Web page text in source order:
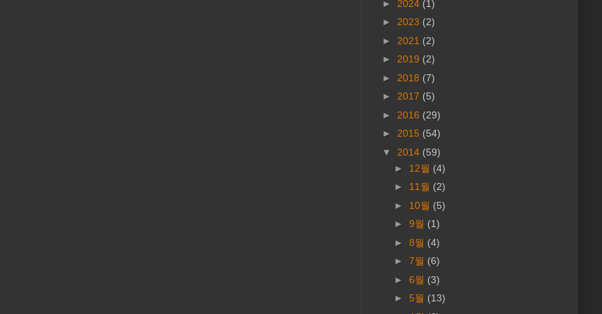
► 2024 (1)
► 2023 (2)
► 2021 (2)
► 2019 (2)
► 2018 (7)
► 2017 (5)
► 2016 (29)
► 2015 (54)
▼ 2014 (59)
► 12월 (4)
► 11월 (2)
► 10월 (5)
► 9월 (1)
► 8월 (4)
► 7월 (6)
► 6월 (3)
► 5월 (13)